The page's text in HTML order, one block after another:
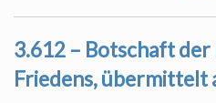
3.612 – Botschaft der
Friedens, übermittelt